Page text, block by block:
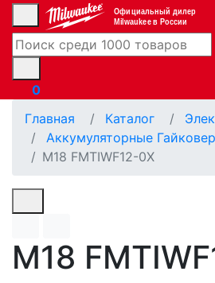
Официальный дилер
Milwaukee в России
0
Главная
Каталог
Аккумуляторные
M18 FMTIWF12-0X
M18